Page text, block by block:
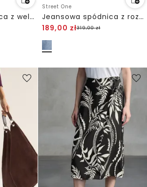
Plisowana spódnica z weluru
Street One
Jeansowa spódnica z rozcięciem
189,00 zł319,00zł